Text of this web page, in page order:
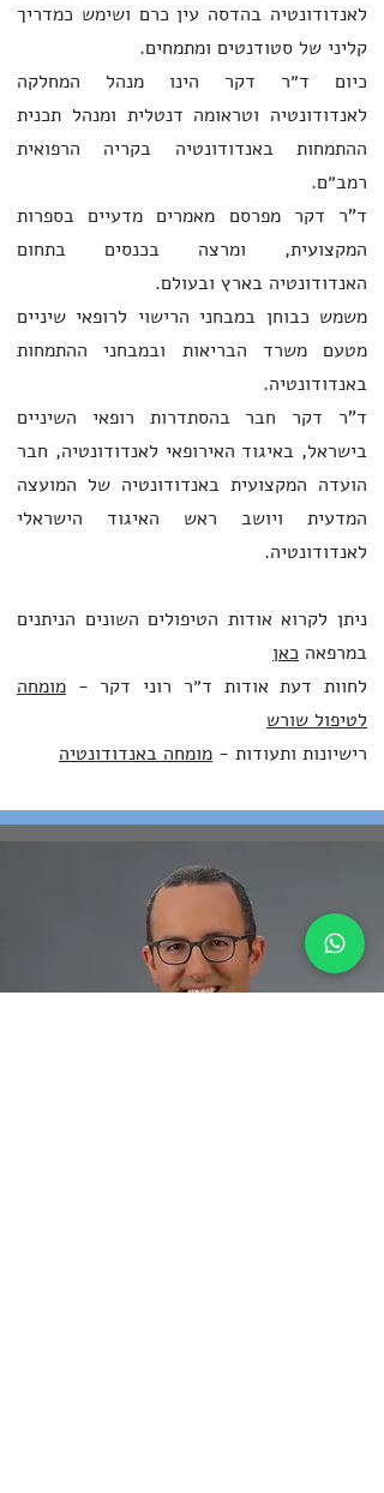
לאנדודונטיה בהדסה עין כרם ושימש כמדריך
קליני של סטודנטים ומתמחים.
כיום ד״ר דקר הינו מנהל המחלקה
לאנדודונטיה וטראומה דנטלית ומנהל תכנית
ההתמחות באנדודונטיה בקריה הרפואית
רמב״ם.
ד"ר דקר מפרסם מאמרים מדעיים בספרות
המקצועית, ומרצה בכנסים בתחום
האנדודונטיה בארץ ובעולם.
משמש כבוחן במבחני הרישוי לרופאי שיניים
מטעם משרד הבריאות ובמבחני ההתמחות
באנדודונטיה.
ד"ר דקר חבר בהסתדרות רופאי השיניים
בישראל, באיגוד האירופאי לאנדודונטיה, חבר
הועדה המקצועית באנדודונטיה של המועצה
המדעית ויושב ראש האיגוד הישראלי
לאנדודונטיה.
ניתן לקרוא אודות הטיפולים השונים הניתנים
במרפאה כאן
לחוות דעת אודות ד״ר רוני דקר - מומחה
לטיפול שורש
רישיונות ותעודות - מומחה באנדודונטיה